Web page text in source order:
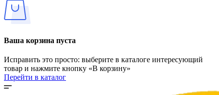
Ваша корзина пуста
Исправить это просто: выберите в каталоге интересующий
товар и нажмите кнопку «В корзину»
Перейти в каталог